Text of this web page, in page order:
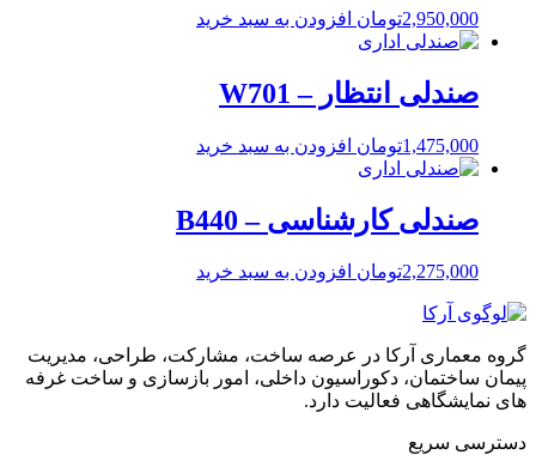
2,950,000تومان افزودن به سبد خرید
صندلی انتظار – W701
1,475,000تومان افزودن به سبد خرید
صندلی کارشناسی – B440
2,275,000تومان افزودن به سبد خرید
گروه معماری آرکا در عرصه ساخت، مشارکت، طراحی، مدیریت
پیمان ساختمان، دکوراسیون داخلی، امور بازسازی و ساخت غرفه
های نمایشگاهی فعالیت دارد.
دسترسی سریع